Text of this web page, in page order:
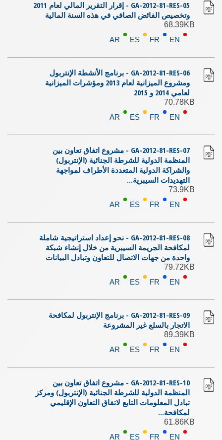
GA-2012-81-RES-05 - إقرار التقرير المالي لعام 2011
وتخصيص الفائض الصافي في هذه السنة المالية
68.39KB
EN
FR
ES
AR
GA-2012-81-RES-06 - برنامج الأنشطة الإنتربول
ومشروع الميزانية لعام 2013 ومؤشرات الميزانية
لعامي 2014 و 2015
70.78KB
EN
FR
ES
AR
GA-2012-81-RES-07 - مشروع اتفاق تعاون بين
المنظمة الدولية للشرطة الجنائية (الإنتربول)
والشراكة الدولية المتعددة الأطراف لمواجهة
التهديدات السيبرية...
73.9KB
EN
FR
ES
AR
GA-2012-81-RES-08 - نحو إعداد استراتيجية شاملة
لمكافحة الجريمة السيبرية من خلال إنشاء شبكة
واحدة من جهات الاتصال للتعاون وتبادل البيانات
79.72KB
EN
FR
ES
AR
GA-2012-81-RES-09 - برنامج الإنتربول لمكافحة
الاتجار بالسلع غير المشروعة
89.39KB
EN
FR
ES
AR
GA-2012-81-RES-10 - مشروع اتفاق تعاون بين
المنظمة الدولية للشرطة الجنائية (الإنتربول) ومركز
تبادل المعلومات التابع لاتفاق التعاون الإقليمي
لمكافحة...
61.86KB
EN
FR
ES
AR